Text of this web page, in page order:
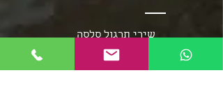
שירי תרגול סלסה
שירי תרגול בצ'אטהפלייליסט בצ'אטה
אומני מוזיקת הסלסה